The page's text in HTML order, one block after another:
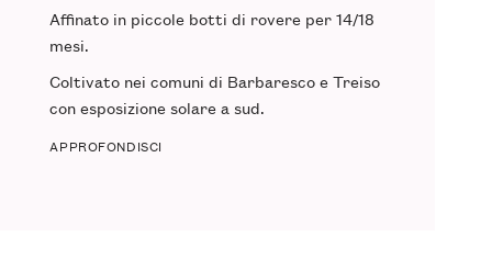
Affinato in piccole botti di rovere per 14/18
mesi.
Coltivato nei comuni di BarbarescoeTreiso
con esposizione solare a sud.
APPROFONDISCI